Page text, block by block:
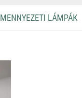
LÁMPÁK